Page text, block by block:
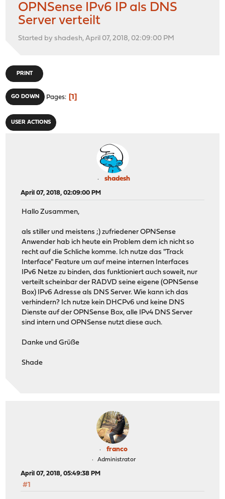
OPNSense IPv6 IP als DNS
Server verteilt
Started by shadesh, April 07, 2018, 02:09:00 PM
PRINT
GO DOWN Pages 1
USER ACTIONS
shadesh
April 07, 2018, 02:09:00 PM
Hallo Zusammen,
als stiller und meistens ;) zufriedener OPNSense
Anwender hab ich heute ein Problem dem ich nicht so
recht auf die Schliche komme. Ich nutze das "Track
Interface" Feature um auf meine internen Interfaces
IPv6 Netze zu binden, das funktioniert auch soweit, nur
verteilt scheinbar der RADVD seine eigene (OPNSense
Box) IPv6 Adresse als DNS Server. Wie kann ich das
verhindern? Ich nutze kein DHCPv6 und keine DNS
Dienste auf der OPNSense Box, alle IPv4 DNS Server
sind intern und OPNSense nutzt diese auch.
Danke und Grüße
Shade
franco
Administrator
April 07, 2018, 05:49:38 PM
#1